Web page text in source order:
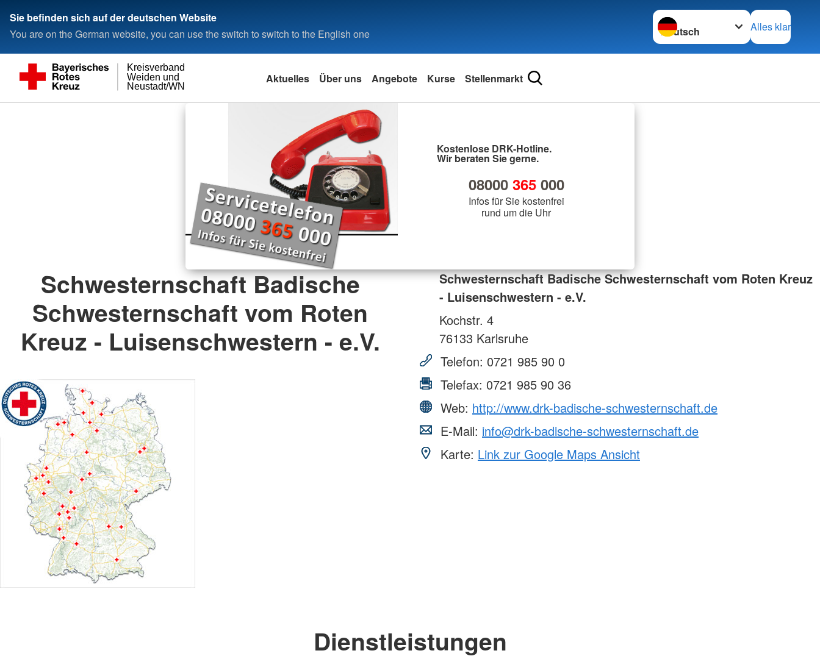
Sie befinden sich auf der deutschen Website
You are on the German website, you can use the switch to switch to the English one
Sprache wechseln zu
Alles klar
Neustadt/WN
Weiden und
Kreisverband
Aktuelles Über uns Angebote Kurse Stellenmarkt
Kostenlose DRK-Hotline.
Wir beraten Sie gerne.
08000 365000
Infos für Sie kostenfrei
rund um die Uhr
Schwesternschaft Badische
Schwesternschaft vom Roten
Kreuz - Luisenschwestern - e.V.
Schwesternschaft Badische Schwesternschaft vom Roten Kreuz
- Luisenschwestern - e.V.
Kochstr. 4
76133 Karlsruhe
Telefon: 0721 985 90 0
Telefax: 0721 985 90 36
Web: http://www.drk-badische-schwesternschaft.de
E-Mail: info@drk-badische-schwesternschaft.de
Karte: Link zur Google Maps Ansicht
Dienstleistungen